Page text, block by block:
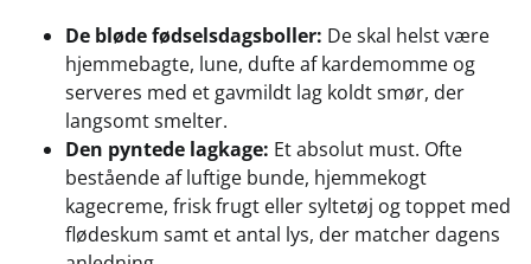
De bløde fødselsdagsboller: De skal helst være
hjemmebagte, lune, dufte af kardemomme og
serveres med et gavmildt lag koldt smør, der
langsomt smelter.
Den pyntede lagkage: Et absolut must. Ofte
bestående af luftige bunde, hjemmekogt
kagecreme, frisk frugt eller syltetøj og toppet med
flødeskum samt et antal lys, der matcher dagens